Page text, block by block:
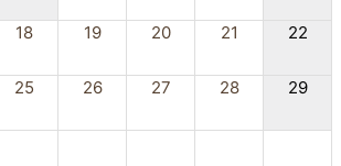
18 19 20 21 22
25 26 27 28 29